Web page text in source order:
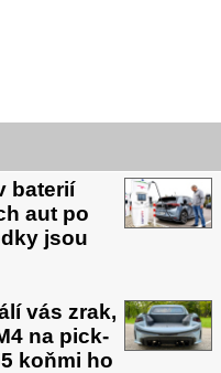
baterií
aut po
jsou
vás zrak,
na pick-
koňmi ho